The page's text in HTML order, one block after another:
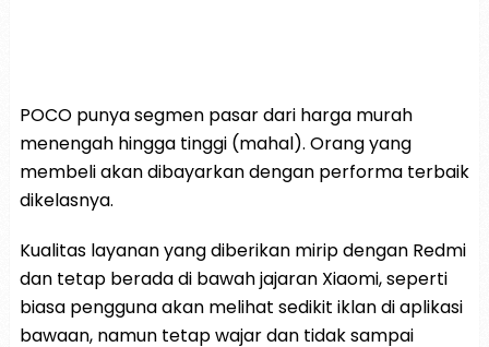
POCO punya segmen pasar dari harga murah
menengah hingga tinggi (mahal). Orang yang
membeli akan dibayarkan dengan performa terbaik
dikelasnya.
Kualitas layanan yang diberikan mirip dengan Redmi
dan tetap berada di bawah jajaran Xiaomi, seperti
biasa pengguna akan melihat sedikit iklan di aplikasi
bawaan, namun tetap wajar dan tidak sampai